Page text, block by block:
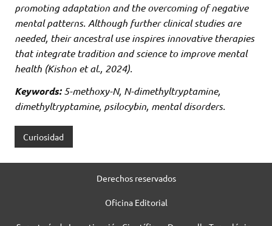
promoting adaptation and the overcoming of negative
mental patterns. Although further clinical studies are
needed, their ancestral use inspires innovative therapies
that integrate tradition and science to improve mental
health (Kishon et al., 2024).
Keywords:5-methoxy-N, N-dimethyltryptamine,
dimethyltryptamine, psilocybin, mental disorders.
Curiosidad
Derechos reservados
Oficina Editorial